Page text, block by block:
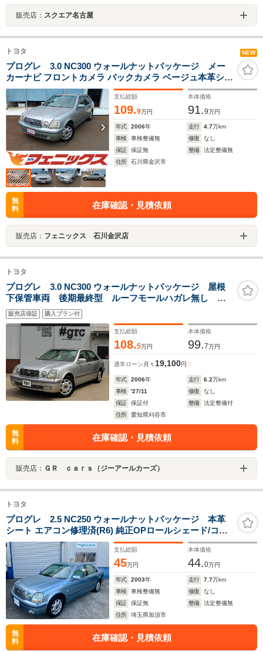
販売店： スクエア名古屋
トヨタ NEW
プログレ 3.0 NC300 ウォールナットパッケージ メー
カーナビ フロントカメラ バックカメラ ベージュ本革シー
ト パワーシート クルーズコントロール ETC HID
支払総額
109.9万円
本体価格
91.9万円
年式 2006年 走行 4.7万km
車検
車検整備無 修復
なし
保証
保証無 整備
法定整備無
住所
石川県金沢市
無
料
在庫確認・見積依頼
販売店： フェニックス 石川金沢店
トヨタ
プログレ 3.0 NC300 ウォールナットパッケージ 屋根
下保管車両 後期最終型 ルーフモールハガレ無し 塗
装アセ無し OP電動コーナーポール ベージュ本革 シ
ートヒーター 純正ナビTV バックカメラ フロントカ
メラ ETC 前後ドラレコ キーレス2個付
販売店保証 購入プラン付
支払総額
108.5万円
本体価格
99.7万円
通常ローン 月々19,100円
年式 2006年 走行 6.2万km
車検
'27/11 修復
なし
保証
保証付 整備
法定整備付
住所
愛知県刈谷市
無
料
在庫確認・見積依頼
販売店： ＧＲ ｃａｒｓ（ジーアールカーズ）
トヨタ
プログレ 2.5 NC250 ウォールナットパッケージ 本革
シート エアコン修理済(R6) 純正OPロールシェード/コー
ナーポール/禁煙車・ETC・ナビ
支払総額
45万円
本体価格
44.0万円
年式 2003年 走行 7.7万km
車検
車検整備無 修復
なし
保証
保証無 整備
法定整備無
住所
埼玉県加須市
無
料
在庫確認・見積依頼